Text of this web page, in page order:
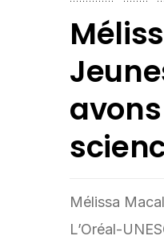
Mélissa
L’Oréal-